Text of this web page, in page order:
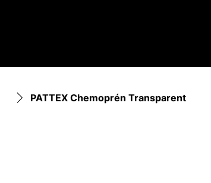
PATTEX Chemoprén Transparent